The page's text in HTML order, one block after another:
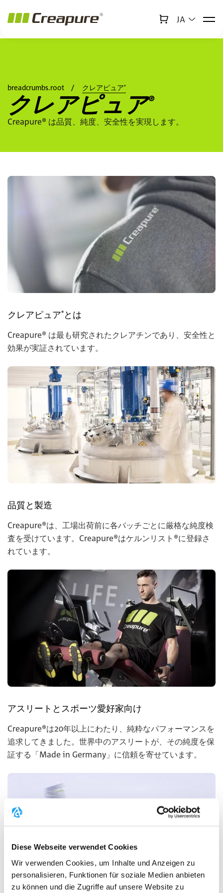
Diese Webseite verwendet Cookies
Wir verwenden Cookies, um Inhalte und Anzeigen zu
personalisieren, Funktionen für soziale Medien anbieten
zu können und die Zugriffe auf unsere Website zu
JA
breadcrumbs.root クレアピュア®
クレアピュア®
Creapure® は品質、純度、安全性を実現します。
クレアピュア® とは
Creapure® は最も研究されたクレアチンであり、安全性と
効果が実証されています。
品質と製造
Creapure®は、工場出荷前に各バッチごとに厳格な純度検
査を受けています。Creapure®はケルンリスト®に登録さ
れています。
アスリートとスポーツ愛好家向け
Creapure®は20年以上にわたり、純粋なパフォーマンスを
追求してきました。世界中のアスリートが、その純度を保
証する「Made in Germany」に信頼を寄せています。
Creabot ↻ x